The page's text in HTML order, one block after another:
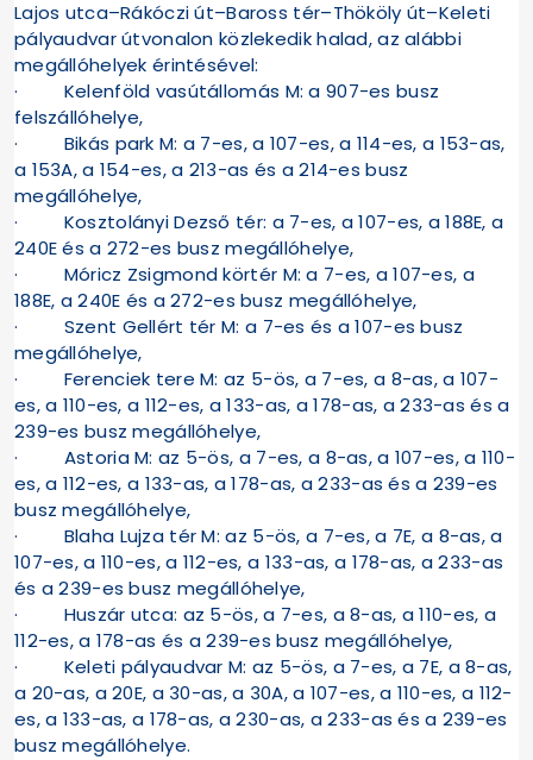
Lajos utca–Rákóczi út–Baross tér–Thököly út–Keleti
pályaudvar útvonalon közlekedik halad, az alábbi
megállóhelyek érintésével:
· Kelenföld vasútállomás M: a 907-es busz
felszállóhelye,
· Bikás park M: a 7-es, a 107-es, a 114-es, a 153-as,
a 153A, a 154-es, a 213-as és a 214-es busz
megállóhelye,
· Kosztolányi Dezső tér: a 7-es, a 107-es, a 188E, a
240E és a 272-es busz megállóhelye,
· Móricz Zsigmond körtér M: a 7-es, a 107-es, a
188E, a 240E és a 272-es busz megállóhelye,
· Szent Gellért tér M: a 7-es és a 107-es busz
megállóhelye,
· Ferenciek tere M: az 5-ös, a 7-es, a 8-as, a 107-
es, a 110-es, a 112-es, a 133-as, a 178-as, a 233-as és a
239-es busz megállóhelye,
· Astoria M: az 5-ös, a 7-es, a 8-as, a 107-es, a 110-
es, a 112-es, a 133-as, a 178-as, a 233-as és a 239-es
busz megállóhelye,
· Blaha Lujza tér M: az 5-ös, a 7-es, a 7E, a 8-as, a
107-es, a 110-es, a 112-es, a 133-as, a 178-as, a 233-as
és a 239-es busz megállóhelye,
· Huszár utca: az 5-ös, a 7-es, a 8-as, a 110-es, a
112-es, a 178-as és a 239-es busz megállóhelye,
· Keleti pályaudvar M: az 5-ös, a 7-es, a 7E, a 8-as,
a 20-as, a 20E, a 30-as, a 30A, a 107-es, a 110-es, a 112-
es, a 133-as, a 178-as, a 230-as, a 233-as és a 239-es
busz megállóhelye.